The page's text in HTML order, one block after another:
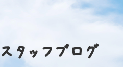
スタッフブログ